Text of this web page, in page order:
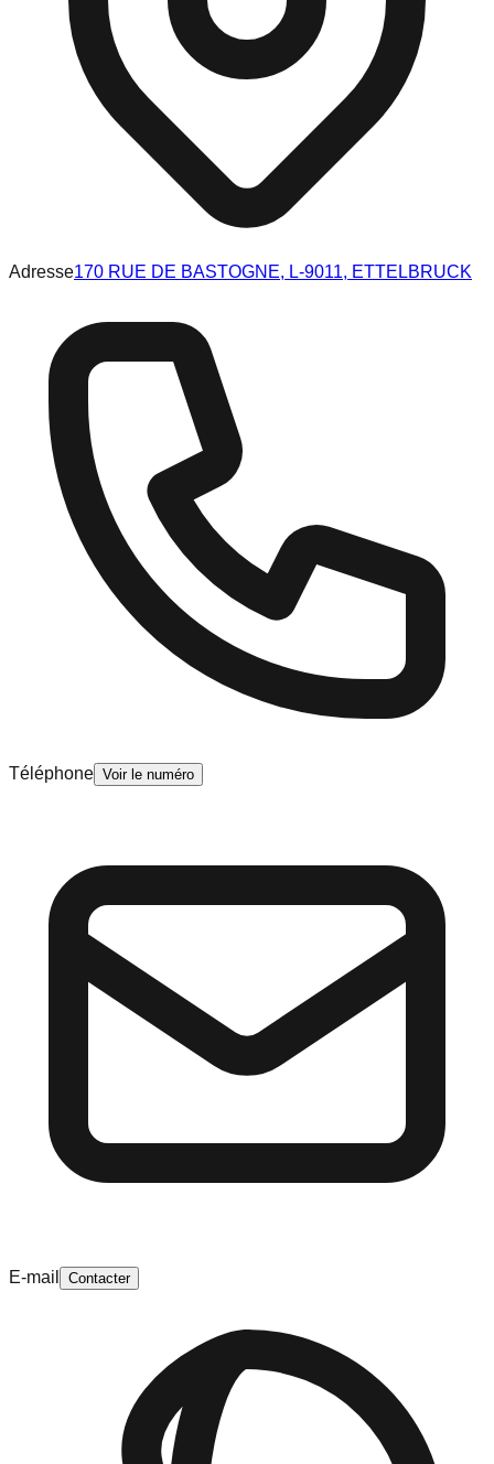
Adresse170 RUE DE BASTOGNE, L-9011, ETTELBRUCK
Téléphone Voir le numéro
E-mail Contacter